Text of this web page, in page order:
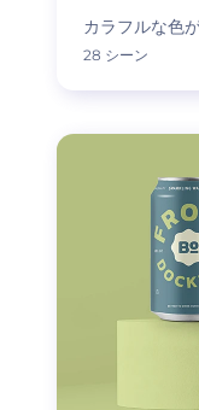
カラフルな色
28 シーン